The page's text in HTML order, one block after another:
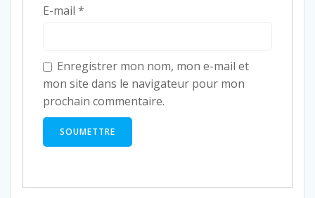
E-mail *
Enregistrer mon nom, mon e-mail et
mon site dans le navigateur pour mon
prochain commentaire.